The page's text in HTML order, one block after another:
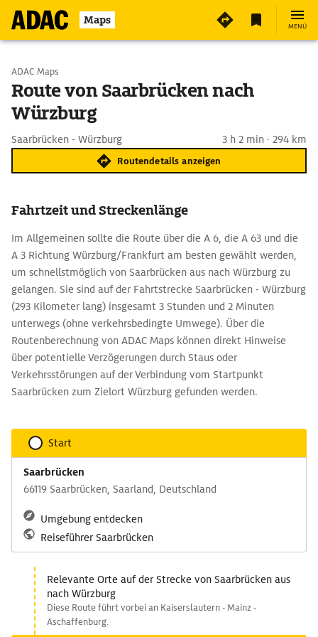
Maps MENÜ
Start wählen
Ziel eingeben
ADAC Maps
Route von Saarbrücken nach
Würzburg
Saarbrücken - Würzburg 3 h 2 min · 294 km
Routendetails anzeigen
Fahrtzeit und Streckenlänge
Im Allgemeinen sollte die Route über die A 6, die A 63 und die
A 3 Richtung Würzburg/Frankfurt am besten gewählt werden,
um schnellstmöglich von Saarbrücken aus nach Würzburg zu
gelangen. Sie sind auf der Fahrtstrecke Saarbrücken - Würzburg
(293 Kilometer lang) insgesamt 3 Stunden und 2 Minuten
unterwegs (ohne verkehrsbedingte Umwege). Über die
Routenberechnung von ADAC Maps können direkt Hinweise
über potentielle Verzögerungen durch Staus oder
Verkehrsstörungen auf der Verbindung vom Startpunkt
Saarbrücken zum Zielort Würzburg gefunden werden.
Start
Saarbrücken
66119 Saarbrücken, Saarland, Deutschland
Umgebung entdecken
Reiseführer Saarbrücken
Relevante Orte auf der Strecke von Saarbrücken aus
nach Würzburg
Diese Route führt vorbei an Kaiserslautern - Mainz -
Aschaffenburg.